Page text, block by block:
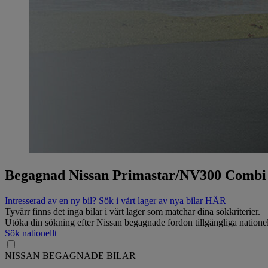
Begagnad Nissan Primastar/NV300 Combi
Intresserad av en ny bil? Sök i vårt lager av nya bilar HÄR
Tyvärr finns det inga bilar i vårt lager som matchar dina sökkriterier.
Utöka din sökning efter Nissan begagnade fordon tillgängliga
Sök nationellt
NISSAN BEGAGNADE BILAR